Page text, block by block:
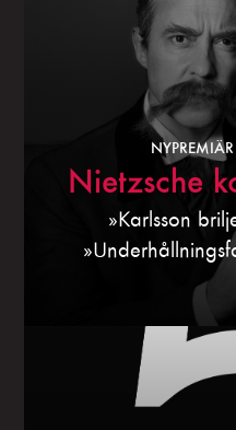
Nietzsche
»Karlsson